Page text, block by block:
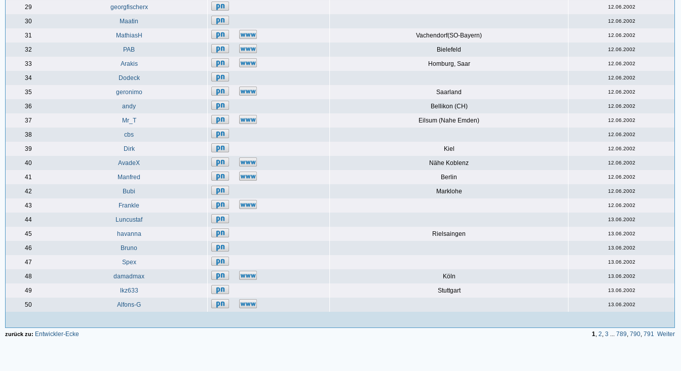
29 georgfischerx 12.06.2002
30 Maatin 12.06.2002
31 MathiasH Vachendorf(SO-Bayern) 12.06.2002
32 PAB Bielefeld 12.06.2002
33 Arakis Homburg, Saar 12.06.2002
34 Dodeck 12.06.2002
35 geronimo Saarland 12.06.2002
36 andy Bellikon (CH) 12.06.2002
37 Mr_T Eilsum (Nahe Emden) 12.06.2002
38 cbs 12.06.2002
39 Dirk Kiel 12.06.2002
40 AvadeX Nähe Koblenz 12.06.2002
41 Manfred Berlin 12.06.2002
42 Bubi Marklohe 12.06.2002
43 Frankle 12.06.2002
44 Luncustaf 13.06.2002
45 havanna Rielsaingen 13.06.2002
46 Bruno 13.06.2002
47 Spex 13.06.2002
48 damadmax Köln 13.06.2002
49 lkz633 Stuttgart 13.06.2002
50 Alfons-G 13.06.2002
1, 2, 3 ... 789, 790, 791 Weiter
zurück zu: Entwickler-Ecke